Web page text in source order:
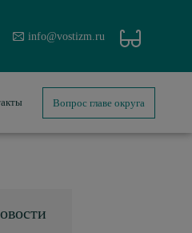
info@vostizm.ru
Вопрос главе округа